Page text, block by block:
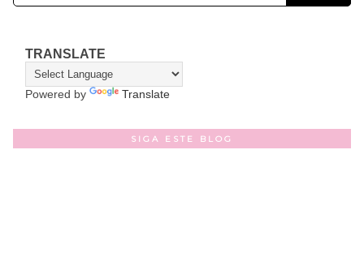
TRANSLATE
Powered by Translate
SIGA ESTE BLOG